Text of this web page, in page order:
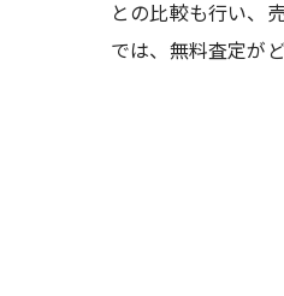
との比較も行い、
では、無料査定が